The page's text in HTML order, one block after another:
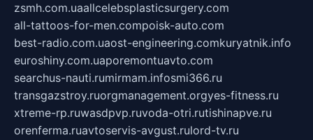
zsmh.com.uaallcelebsplasticsurgery.com
all-tattoos-for-men.compoisk-auto.com
best-radio.com.uaost-engineering.comkuryatnik.info
euroshiny.com.uaporemontuavto.com
searchus-nauti.rumirmam.infosmi366.ru
transgazstroy.ruorgmanagement.orgyes-fitness.ru
xtreme-rp.ruwasdpvp.ruvoda-otri.rutishinapve.ru
orenferma.ruavtoservis-avgust.rulord-tv.ru